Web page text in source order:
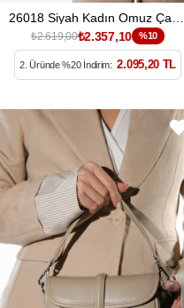
₺2.619,00₺2.357,10 %10
2. Üründe %20 İndirim: 2.095,20 TL